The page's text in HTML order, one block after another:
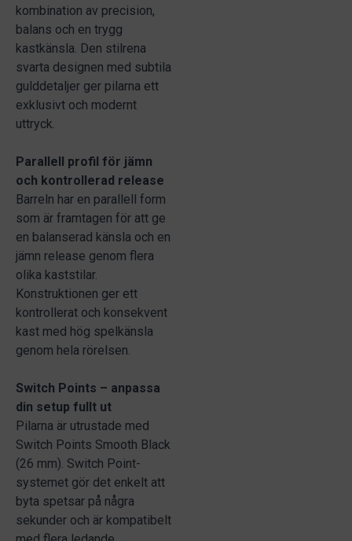
kombination av precision,
balans och en trygg
kastkänsla. Den stilrena
svarta designen med subtila
gulddetaljer ger pilarna ett
exklusivt och modernt
uttryck.
Parallell profil för jämn
och kontrollerad release
Barreln har en parallell form
som är framtagen för att ge
en balanserad känsla och en
jämn release genom flera
olika kaststilar.
Konstruktionen ger ett
kontrollerat och konsekvent
kast med hög spelkänsla
genom hela rörelsen.
Switch Points – anpassa
din setup fullt ut
Pilarna är utrustade med
Switch Points Smooth Black
(26 mm). Switch Point-
systemet gör det enkelt att
byta spetsar på några
sekunder och är kompatibelt